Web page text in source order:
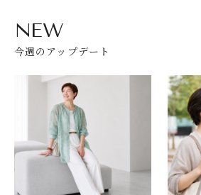
NEW
今週のアップデート